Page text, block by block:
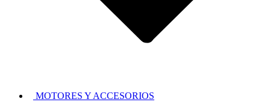
MOTORES Y ACCESORIOS